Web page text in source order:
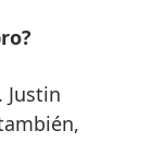
Justin